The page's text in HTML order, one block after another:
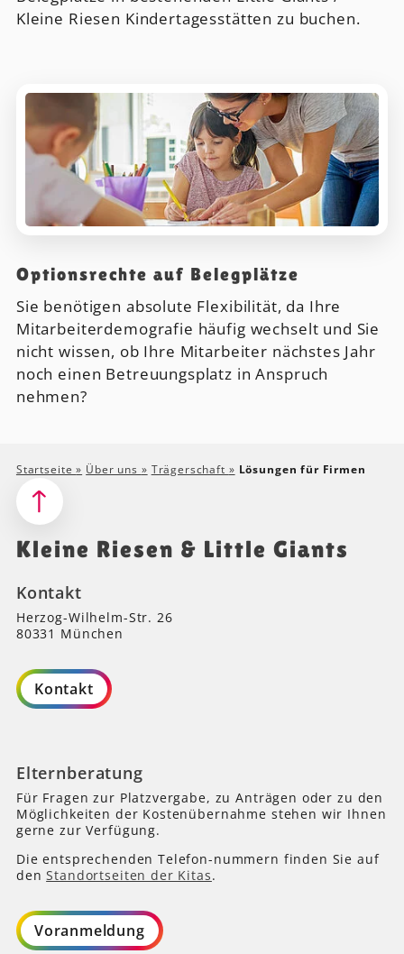
Kleine Riesen Kindertagesstätten zu buchen.
Optionsrechte auf Belegplätze
Sie benötigen absolute Flexibilität, da Ihre
Mitarbeiterdemografie häufig wechselt und Sie
nicht wissen, ob Ihre Mitarbeiter nächstes Jahr
noch einen Betreuungsplatz in Anspruch
nehmen?
Startseite» Über uns » Trägerschaft » Lösungen für Firmen
Kleine Riesen & Little Giants
Kontakt
Herzog-Wilhelm-Str. 26
80331 München
Kontakt
Elternberatung
Für Fragen zur Platzvergabe, zu Anträgen oder zu den
Möglichkeiten der Kostenübernahme stehen wir Ihnen
gerne zur Verfügung.
Die entsprechenden Telefon-nummern finden Sie auf
denStandortseiten der Kitas.
Voranmeldung